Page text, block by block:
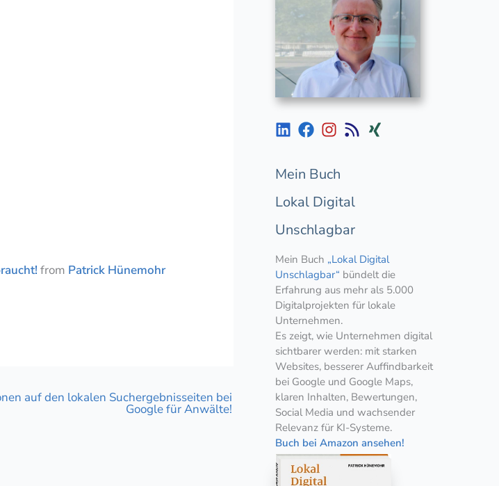
from Patrick Hünemohr
auf den lokalen Suchergebnisseiten bei
Google für Anwälte!
Mein Buch
Lokal Digital
Unschlagbar
Mein Buch „Lokal Digital
Unschlagbar“ bündelt die
Erfahrung aus mehr als 5.000
Digitalprojekten für lokale
Unternehmen.
Es zeigt, wie Unternehmen digital
sichtbarer werden: mit starken
Websites, besserer Auffindbarkeit
bei Google und Google Maps,
klaren Inhalten, Bewertungen,
Social Media und wachsender
Relevanz für KI-Systeme.
Buch bei Amazon ansehen!